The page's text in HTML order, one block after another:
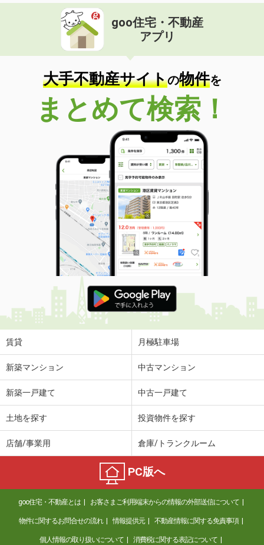
福岡県北九州市八幡東区白川町
価 格
住 所
福岡県北九州市八幡東区白川町
専有面積 20.11m²
間取り
1K
福岡県北九州市小倉北区黄金１
価 格
7.90万円
福岡県北九州市小倉北区黄金１
46.58m²
間取り
1LDK
福岡県福岡市中央区平尾５
価 格
17万円
住 所
福岡県福岡市中央区平尾５
専有面積 77.38m²
間取り
3LDK
福岡県久留米市田主丸町鷹取
価 格
5万円
住 所
福岡県久留米市田主丸町鷹取
専有面積
福岡県北九州市小倉南区葛原元町１丁目
4.45万円
福岡県久留米市花畑３丁目
価 格
4.60万円
住 所
福岡県久留米市花畑３丁目
間取り
ワンルーム
goo住宅・不動産
アプリ
大手不動産サイトの物件を
まとめて検索！
賃貸 月極駐車場
新築マンション 中古マンション
新築一戸建て 中古一戸建て
土地を探す 投資物件を探す
店舗/事業用 倉庫/トランクルーム
PC版へ
goo住宅・不動産とは お客さまご利用端末からの情報の外部送信について
物件に関するお問合せの流れ 情報提供元 不動産情報に関する免責事項
個人情報の取り扱いについて 消費税に関する表記について